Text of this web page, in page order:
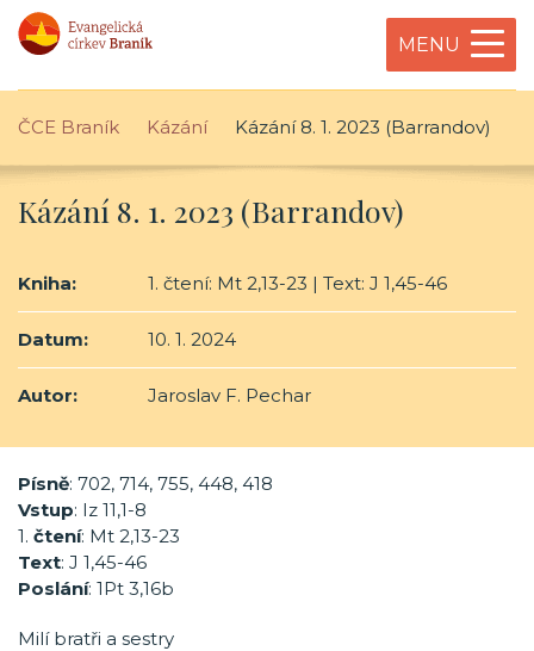
MENU
ČCE Braník Kázání Kázání 8. 1. 2023 (Barrandov)
Kázání 8. 1. 2023 (Barrandov)
Kniha: 1. čtení: Mt 2,13-23 | Text: J 1,45-46
Datum: 10. 1. 2024
Autor: Jaroslav F. Pechar
Písně: 702, 714, 755, 448, 418
Vstup: Iz 11,1-8
1. čtení: Mt 2,13-23
Text: J 1,45-46
Poslání: 1Pt 3,16b
Milí bratři a sestry